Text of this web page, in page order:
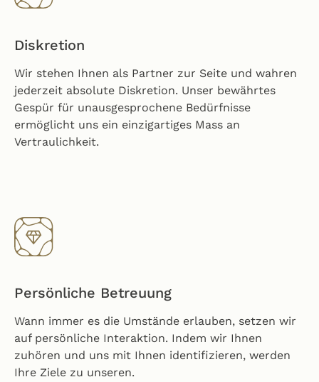
Diskretion
Wir stehen Ihnen als Partner zur Seite und wahren
jederzeit absolute Diskretion. Unser bewährtes
Gespür für unausgesprochene Bedürfnisse
ermöglicht uns ein einzigartiges Mass an
Vertraulichkeit.
Persönliche Betreuung
Wann immer es die Umstände erlauben, setzen wir
auf persönliche Interaktion. Indem wir Ihnen
zuhören und uns mit Ihnen identifizieren, werden
Ihre Ziele zu unseren.